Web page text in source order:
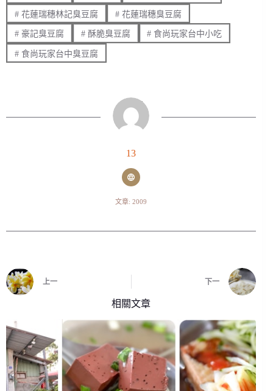
#花蓮瑞穗林記臭豆腐 #花蓮瑞穗臭豆腐
#豪記臭豆腐 #酥脆臭豆腐 # 食尚玩家台中小吃
#食尚玩家台中臭豆腐
13
文章: 2009
上一 下一
相關文章